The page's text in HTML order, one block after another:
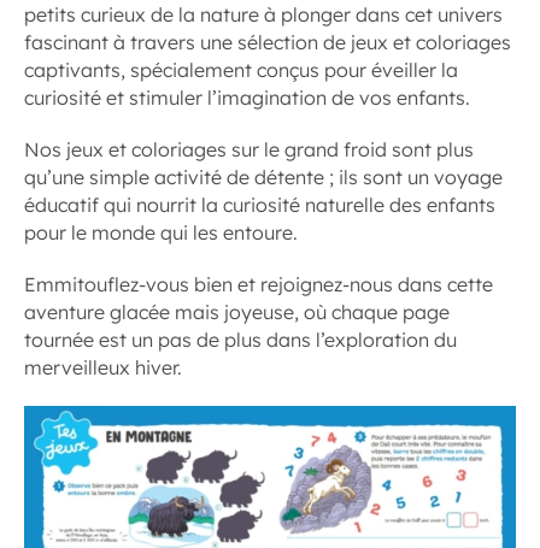
petits curieux de la nature à plonger dans cet univers
fascinant à travers une sélection de jeux et coloriages
captivants, spécialement conçus pour éveiller la
curiosité et stimuler l’imagination de vos enfants.
Nos jeux et coloriages sur le grand froid sont plus
qu’une simple activité de détente ; ils sont un voyage
éducatif qui nourrit la curiosité naturelle des enfants
pour le monde qui les entoure.
Emmitouflez-vous bien et rejoignez-nous dans cette
aventure glacée mais joyeuse, où chaque page
tournée est un pas de plus dans l’exploration du
merveilleux hiver.